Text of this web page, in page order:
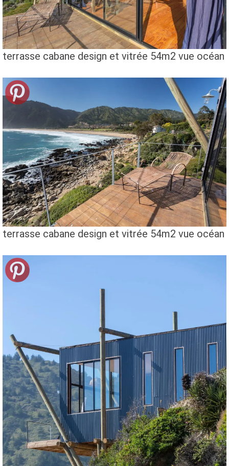
terrasse cabane design et vitrée 54m2 vue océan
terrasse cabane design et vitrée 54m2 vue océan